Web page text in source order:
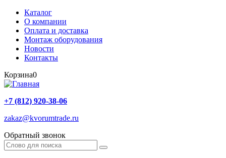
Каталог
О компании
Оплата и доставка
Монтаж оборудования
Новости
Контакты
Корзина0
+7 (812) 920-38-06
zakaz@kvorumtrade.ru
Обратный звонок